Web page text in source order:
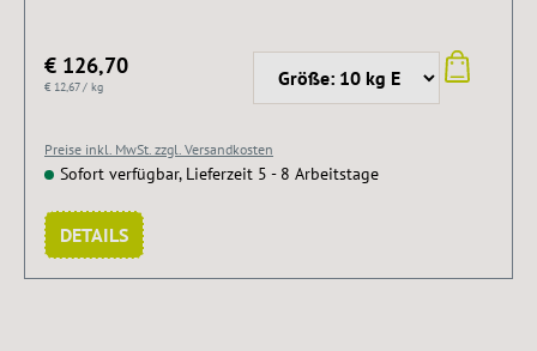
€ 126,70
€ 12,67 / kg
Preise inkl. MwSt. zzgl. Versandkosten
Sofort verfügbar, Lieferzeit 5 - 8 Arbeitstage
DETAILS